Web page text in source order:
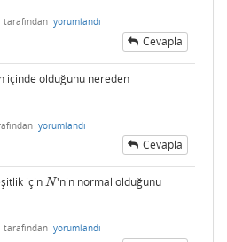
tarafından yorumlandı
Cevapla
içinde olduğunu nereden
yorumlandı
Cevapla
içinN
N 'nin normal olduğunu
tarafından yorumlandı